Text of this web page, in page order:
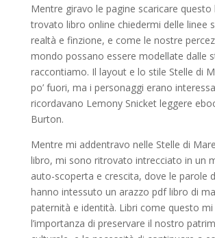
Mentre giravo le pagine scaricare
trovato libro online chiedermi delle linee
realtà e finzione, e come le nostre
mondo possano essere modellate dalle
raccontiamo. Il layout e lo stile Stelle di
po’ fuori, ma i personaggi erano
ricordavano Lemony Snicket leggere
Burton.
Mentre mi addentravo nelle Stelle di
libro, mi sono ritrovato intrecciato in un
auto-scoperta e crescita, dove le parole
hanno intessuto un arazzo pdf libro di
paternità e identità. Libri come questo
l’importanza di preservare il nostro